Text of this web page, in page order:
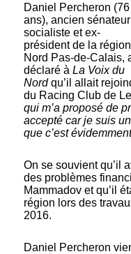
Daniel Percheron (76
ans), ancien sénateur
socialiste et ex-
président de la région
Nord Pas-de-Calais,
déclaré àLa Voix du
Nordqu’il allait
du Racing Club de
qui m’a proposé de
accepté car je suis
que c’est
On se souvient qu’il
des problèmes
Mammadov et qu’il
région lors des
2016.
Daniel Percheron